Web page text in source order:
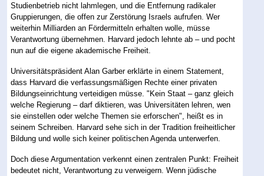
Studienbetrieb nicht lahmlegen, und die Entfernung radikaler
Gruppierungen, die offen zur Zerstörung Israels aufrufen. Wer
weiterhin Milliarden an Fördermitteln erhalten wolle, müsse
Verantwortung übernehmen. Harvard jedoch lehnte ab – und pocht
nun auf die eigene akademische Freiheit.
Universitätspräsident Alan Garber erklärte in einem Statement,
dass Harvard die verfassungsmäßigen Rechte einer privaten
Bildungseinrichtung verteidigen müsse. "Kein Staat – ganz gleich
welche Regierung – darf diktieren, was Universitäten lehren, wen
sie einstellen oder welche Themen sie erforschen", heißt es in
seinem Schreiben. Harvard sehe sich in der Tradition freiheitlicher
Bildung und wolle sich keiner politischen Agenda unterwerfen.
Doch diese Argumentation verkennt einen zentralen Punkt: Freiheit
bedeutet nicht, Verantwortung zu verweigern. Wenn jüdische